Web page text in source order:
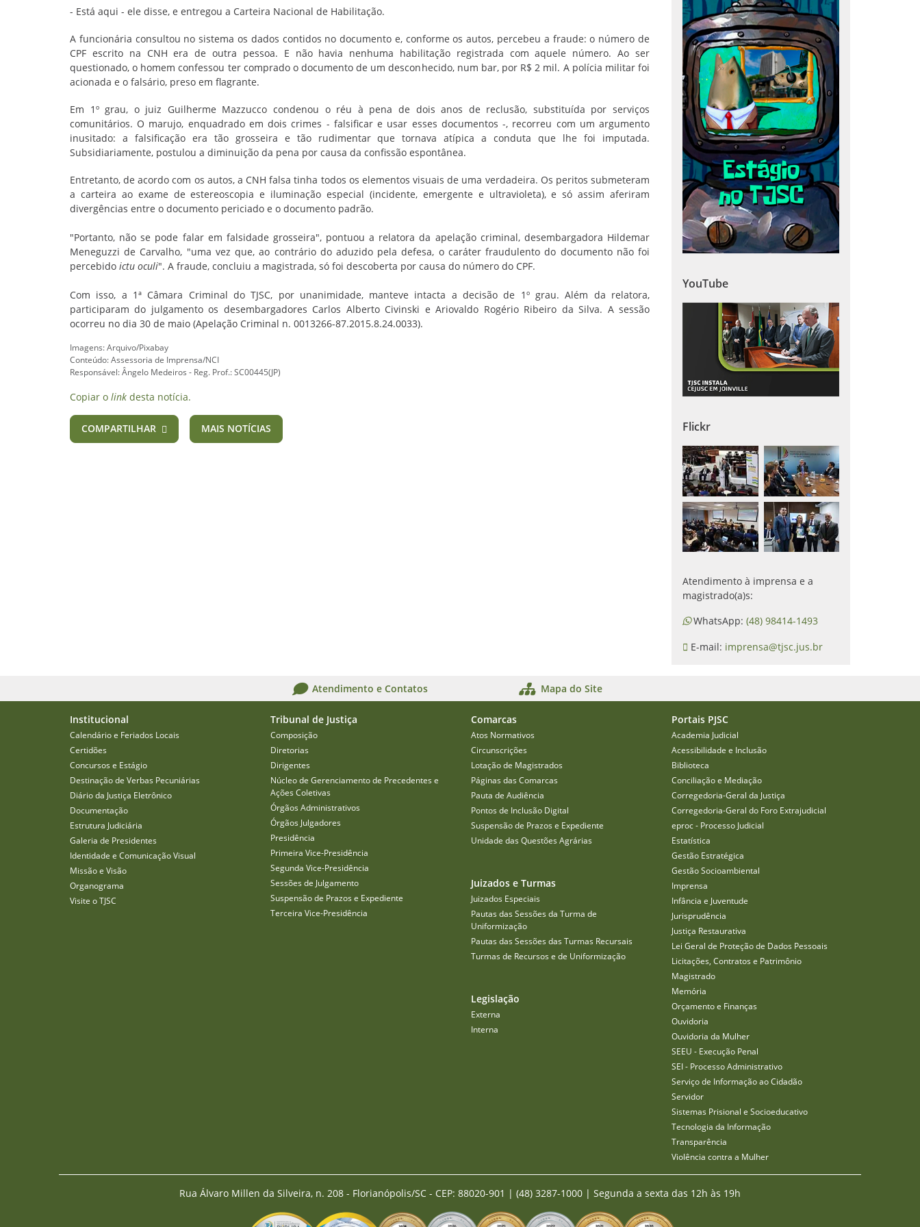
- Está aqui - ele disse, e entregou a Carteira Nacional de Habilitação.
A funcionária consultou no sistema os dados contidos no documento e, conforme os autos, percebeu a fraude: o número de
CPF escrito na CNH era de outra pessoa. E não havia nenhuma habilitação registrada com aquele número. Ao ser
questionado, o homem confessou ter comprado o documento de um desconhecido, num bar, por R$ 2 mil. A polícia militar foi
acionada e o falsário, preso em flagrante.
Em 1º grau, o juiz Guilherme Mazzucco condenou o réu à pena de dois anos de reclusão, substituída por serviços
comunitários. O marujo, enquadrado em dois crimes - falsificar e usar esses documentos -, recorreu com um argumento
inusitado: a falsificação era tão grosseira e tão rudimentar que tornava atípica a conduta que lhe foi imputada.
Subsidiariamente, postulou a diminuição da pena por causa da confissão espontânea.
Entretanto, de acordo com os autos, a CNH falsa tinha todos os elementos visuais de uma verdadeira. Os peritos submeteram
a carteira ao exame de estereoscopia e iluminação especial (incidente, emergente e ultravioleta), e só assim aferiram
divergências entre o documento periciado e o documento padrão.
"Portanto, não se pode falar em falsidade grosseira", pontuou a relatora da apelação criminal, desembargadora Hildemar
Meneguzzi de Carvalho, "uma vez que, ao contrário do aduzido pela defesa, o caráter fraudulento do documento não foi
percebido ictu oculi". A fraude, concluiu a magistrada, só foi descoberta por causa do número do CPF.
Com isso, a 1ª Câmara Criminal do TJSC, por unanimidade, manteve intacta a decisão de 1º grau. Além da relatora,
participaram do julgamento os desembargadores Carlos Alberto Civinski e Ariovaldo Rogério Ribeiro da Silva. A sessão
ocorreu no dia 30 de maio (Apelação Criminal n. 0013266-87.2015.8.24.0033).
Imagens: Arquivo/Pixabay
Conteúdo: Assessoria de Imprensa/NCI
Responsável: Ângelo Medeiros - Reg. Prof.: SC00445(JP)
Copiar o link desta notícia.
COMPARTILHAR MAIS NOTÍCIAS
YouTube
Flickr
Atendimento à imprensa e a
magistrado(a)s:
WhatsApp: (48) 98414-1493
E-mail: imprensa@tjsc.jus.br
Atendimento e Contatos Mapa do Site
Institucional
Calendário e Feriados Locais
Certidões
Concursos e Estágio
Destinação de Verbas Pecuniárias
Diário da Justiça Eletrônico
Documentação
Estrutura Judiciária
Galeria de Presidentes
Identidade e Comunicação Visual
Missão e Visão
Organograma
Visite o TJSC
Tribunal de Justiça
Composição
Diretorias
Dirigentes
Núcleo de Gerenciamento de Precedentes e
Ações Coletivas
Órgãos Administrativos
Órgãos Julgadores
Presidência
Primeira Vice-Presidência
Segunda Vice-Presidência
Sessões de Julgamento
Suspensão de Prazos e Expediente
Terceira Vice-Presidência
Comarcas
Atos Normativos
Circunscrições
Lotação de Magistrados
Páginas das Comarcas
Pauta de Audiência
Pontos de Inclusão Digital
Suspensão de Prazos e Expediente
Unidade das Questões Agrárias
Juizados e Turmas
Juizados Especiais
Pautas das Sessões da Turma de
Uniformização
Pautas das Sessões das Turmas Recursais
Turmas de Recursos e de Uniformização
Legislação
Externa
Interna
Portais PJSC
Academia Judicial
Acessibilidade e Inclusão
Biblioteca
Conciliação e Mediação
Corregedoria-Geral da Justiça
Corregedoria-Geral do Foro Extrajudicial
eproc - Processo Judicial
Estatística
Gestão Estratégica
Gestão Socioambiental
Imprensa
Infância e Juventude
Jurisprudência
Justiça Restaurativa
Lei Geral de Proteção de Dados Pessoais
Licitações, Contratos e Patrimônio
Magistrado
Memória
Orçamento e Finanças
Ouvidoria
Ouvidoria da Mulher
SEEU - Execução Penal
SEI - Processo Administrativo
Serviço de Informação ao Cidadão
Servidor
Sistemas Prisional e Socioeducativo
Tecnologia da Informação
Transparência
Violência contra a Mulher
Rua Álvaro Millen da Silveira, n. 208 - Florianópolis/SC - CEP: 88020-901 | (48) 3287-1000 | Segunda a sexta das 12h às 19h